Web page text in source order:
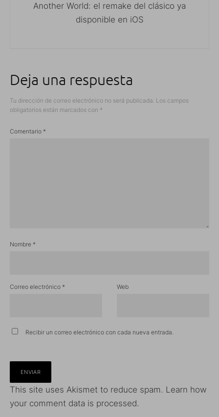
Another World: el remake del clásico ya
disponible en iOS
Deja una respuesta
Tu dirección de correo electrónico no será publicada. Los campos
obligatorios están marcados con *
Comentario *
Nombre *
Correo electrónico * Web
Recibir un correo electrónico con cada nueva entrada.
This site uses Akismet to reduce spam. Learn how
your comment data is processed.